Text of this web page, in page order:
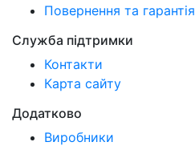
Повернення та гарантія
Служба підтримки
Контакти
Карта сайту
Додатково
Виробники